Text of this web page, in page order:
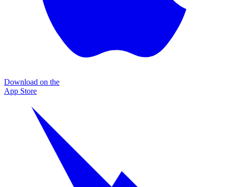
Download on the
App Store